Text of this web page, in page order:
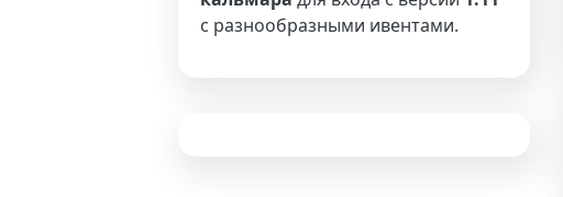
с разнообразными ивентами.